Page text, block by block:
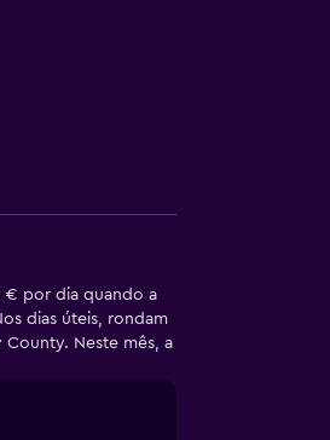
€ por dia quando a
dias úteis, rondam
Neste mês, a